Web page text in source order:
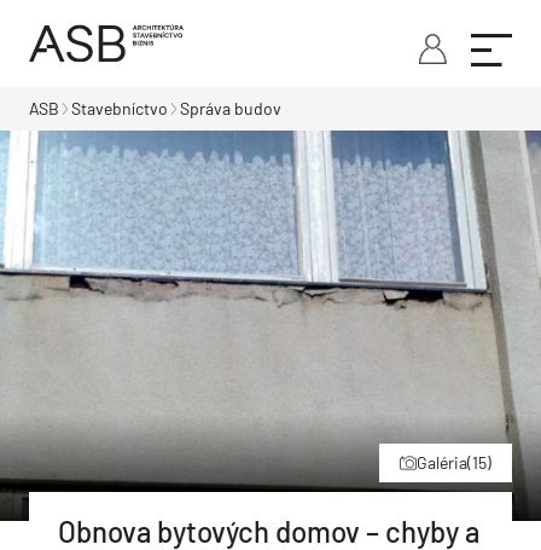
ASB Stavebníctvo Správa budov
Galéria(15)
Obnova bytových domov – chyby a